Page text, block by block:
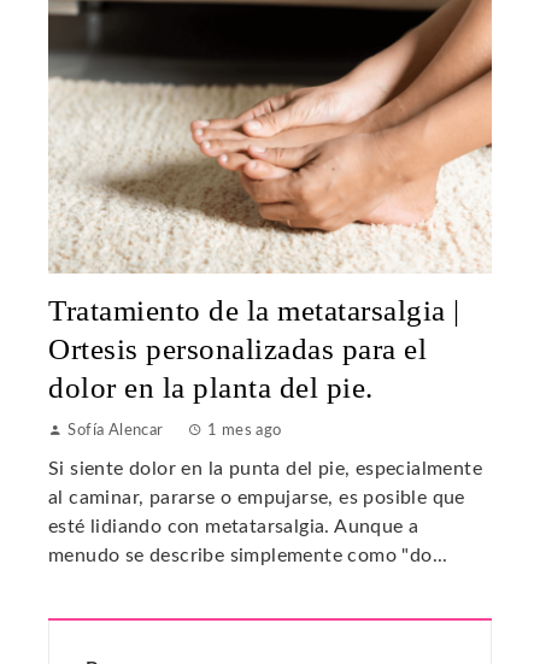
Tratamiento de la metatarsalgia |
Ortesis personalizadas para el
dolor en la planta del pie.
Sofía Alencar 1 mes ago
Si siente dolor en la punta del pie, especialmente
al caminar, pararse o empujarse, es posible que
esté lidiando con metatarsalgia. Aunque a
menudo se describe simplemente como "do...